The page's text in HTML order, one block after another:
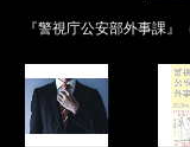
『警視庁公安部外事課』